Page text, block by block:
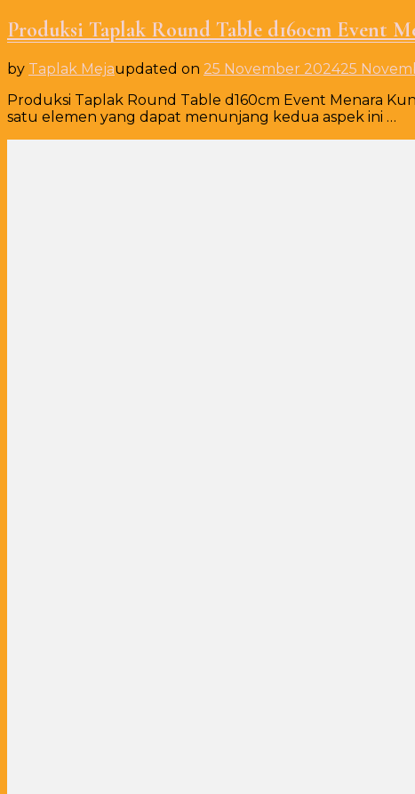
Produksi Taplak Round Table d160cm Event
by Taplak Mejaupdated on 25 November 202425
Produksi Taplak Round Table d160cm Event Menara
satu elemen yang dapat menunjang kedua aspek ini …